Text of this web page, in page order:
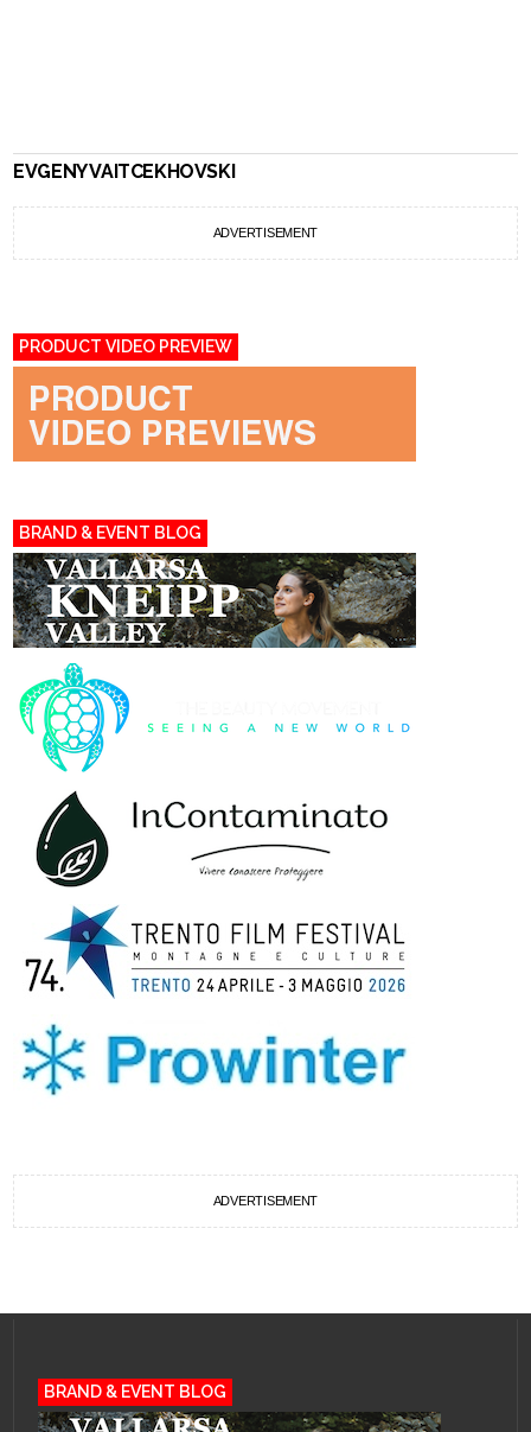
EVGENY VAITCEKHOVSKI
ADVERTISEMENT
PRODUCT VIDEO PREVIEW
BRAND & EVENT BLOG
ADVERTISEMENT
BRAND & EVENT BLOG